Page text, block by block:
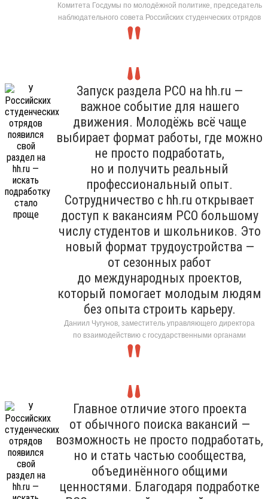
Комитета Госдумы по молодёжной политике, председатель
наблюдательного совета Российских студенческих отрядов
Запуск раздела РСО на hh.ru —
важное событие для нашего
движения. Молодёжь всё чаще
выбирает формат работы, где можно
не просто подработать,
но и получить реальный
профессиональный опыт.
Сотрудничество с hh.ru открывает
доступ к вакансиям РСО большому
числу студентов и школьников. Это
новый формат трудоустройства —
от сезонных работ
до международных проектов,
который помогает молодым людям
без опыта строить карьеру.
Даниил Чугунов, заместитель управляющего директора
по взаимодействию с государственными органами
Главное отличие этого проекта
от обычного поиска вакансий —
возможность не просто подработать,
но и стать частью сообщества,
объединённого общими
ценностями. Благодаря подработке